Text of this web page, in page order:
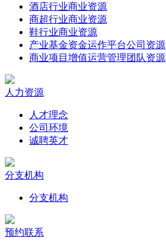
酒店行业商业资源
商超行业商业资源
鞋行业商业资源
产业基金资金运作平台公司资源
商业项目增值运营管理团队资源
人力资源
人才理念
公司环境
诚聘英才
分支机构
分支机构
预约联系